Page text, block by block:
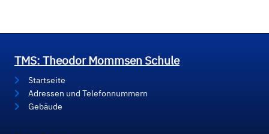
TMS: Theodor Mommsen Schule
Startseite
Adressen und Telefonnummern
Gebäude